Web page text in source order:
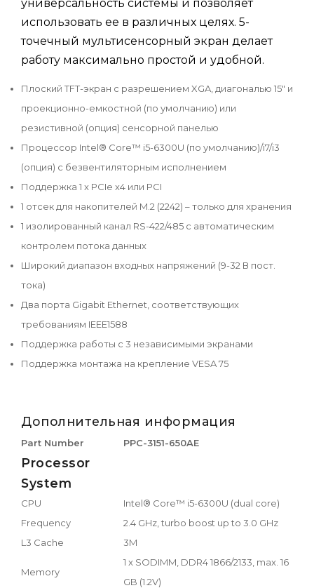
универсальность системы и позволяет
использовать ее в различных целях. 5-
точечный мультисенсорный экран делает
работу максимально простой и удобной.
Плоский TFT-экран с разрешением XGA, диагональю 15" и
проекционно-емкостной (по умолчанию) или
резистивной (опция) сенсорной панелью
Процессор Intel® Core™ i5-6300U (по умолчанию)/i7/i3
(опция) с безвентиляторным исполнением
Поддержка 1 x PCIe x4 или PCI
1 отсек для накопителей M.2 (2242) – только для хранения
1 изолированный канал RS-422/485 с автоматическим
контролем потока данных
Широкий диапазон входных напряжений (9-32 В пост.
тока)
Два порта Gigabit Ethernet, соответствующих
требованиям IEEE1588
Поддержка работы с 3 независимыми экранами
Поддержка монтажа на крепление VESA 75
Дополнительная информация
Part Number PPC-3151-650AE
Processor
System
CPU
Intel® Core™ i5-6300U (dual core)
Frequency
2.4 GHz, turbo boost up to 3.0 GHz
L3 Cache
3M
Memory
1 x SODIMM, DDR4 1866/2133, max. 16
GB (1.2V)